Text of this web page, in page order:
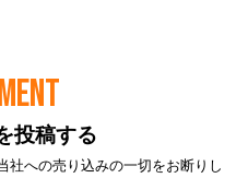
投稿する
社への売り込みの一切をお断りし